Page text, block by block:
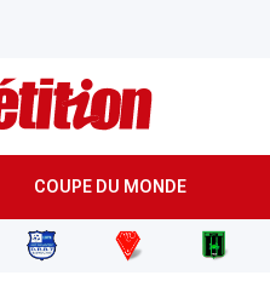
COUPE DU MONDE